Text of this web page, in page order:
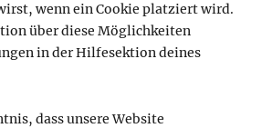
wenn ein Cookie platziert wird.
über diese Möglichkeiten
in der Hilfesektion deines
dass unsere Website